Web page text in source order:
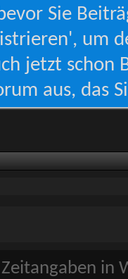
Sie
um
jetzt schon
aus, das
in